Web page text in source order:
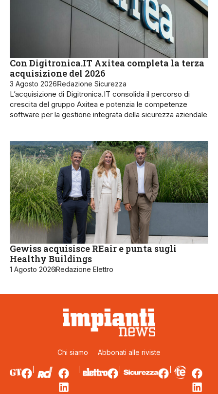
Con Digitronica.IT Axitea completa la terza
acquisizione del 2026
3 Agosto 2026Redazione Sicurezza
L’acquisizione di Digitronica.IT consolida il percorso di
crescita del gruppo Axitea e potenzia le competenze
software per la gestione integrata della sicurezza aziendale
Gewiss acquisisce REair e punta sugli
Healthy Buildings
1 Agosto 2026 Redazione Elettro
Chi siamo Abbonati alle riviste